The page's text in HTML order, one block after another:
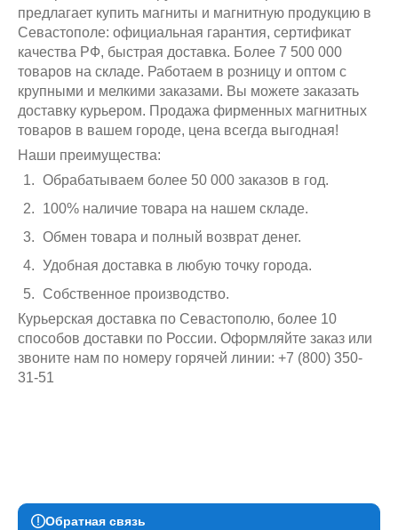
предлагает купить магниты и магнитную продукцию в
Севастополе: официальная гарантия, сертификат
качества РФ, быстрая доставка. Более 7 500 000
товаров на складе. Работаем в розницу и оптом с
крупными и мелкими заказами. Вы можете заказать
доставку курьером. Продажа фирменных магнитных
товаров в вашем городе, цена всегда выгодная!
Наши преимущества:
Обрабатываем более 50 000 заказов в год.
100% наличие товара на нашем складе.
Обмен товара и полный возврат денег.
Удобная доставка в любую точку города.
Собственное производство.
Курьерская доставка по Севастополю, более 10
способов доставки по России. Оформляйте заказ или
звоните нам по номеру горячей линии: +7 (800) 350-
31-51
Обратная связь